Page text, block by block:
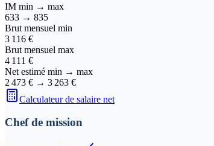
IM min → max
633 → 835
Brut mensuel min
3 116 €
Brut mensuel max
4 111 €
Net estimé min → max
2 473 € → 3 263 €
Calculateur de salaire net
Chef de mission